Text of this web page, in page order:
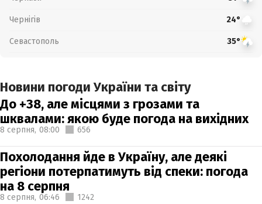
Чернігів 24°
Севастополь 35°
Новини погоди України та світу
До +38, але місцями з грозами та
шквалами: якою буде погода на вихідних
8 серпня, 08:00 656
Похолодання йде в Україну, але деякі
регіони потерпатимуть від спеки: погода
на 8 серпня
8 серпня, 06:46 1242